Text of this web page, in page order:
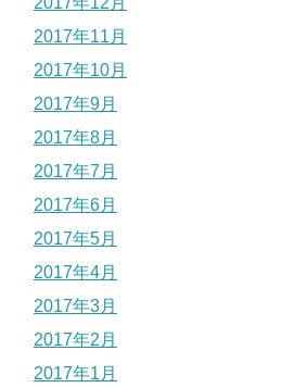
2017年11月
2017年10月
2017年9月
2017年8月
2017年7月
2017年6月
2017年5月
2017年4月
2017年3月
2017年2月
2017年1月